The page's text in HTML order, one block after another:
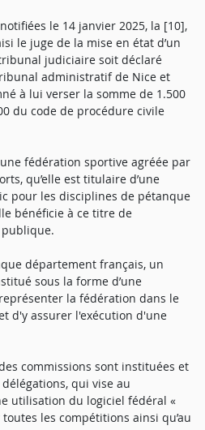
le 14 janvier 2025, la [10],
le juge de la mise en état d’un
judiciaire soit déclaré
administratif de Nice et
à lui verser la somme de 1.500
du code de procédure civile
fédération sportive agréée par
qu’elle est titulaire d’une
pour les disciplines de pétanque
bénéficie à ce titre de
département français, un
sous la forme d’une
la fédération dans le
d'y assurer l'exécution d'une
commissions sont instituées et
qui vise au
utilisation du logiciel fédéral «
toutes les compétitions ainsi qu’au